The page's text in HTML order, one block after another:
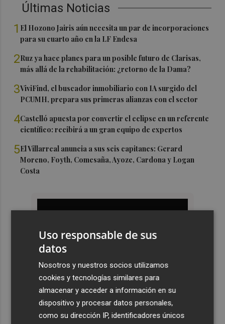
Últimas Noticias
1 El Hozono Jairis aún necesita un par de incorporaciones
para su cuarto año en la LF Endesa
2Ruz ya hace planes para un posible futuro de Clarisas,
más allá de la rehabilitación: ¿retorno de la Dama?
3ViviFind, el buscador inmobiliario con IA surgido del
PCUMH, prepara sus primeras alianzas con el sector
4Castelló apuesta por convertir el eclipse en un referente
científico: recibirá a un gran equipo de expertos
5El Villarreal anuncia a sus seis capitanes: Gerard
Moreno, Foyth, Comesaña, Ayoze, Cardona y Logan
Costa
Uso responsable de sus
datos
Nosotros y nuestros socios utilizamos
cookies y tecnologías similares para
almacenar y acceder a información en su
dispositivo y procesar datos personales,
como su dirección IP, identificadores únicos